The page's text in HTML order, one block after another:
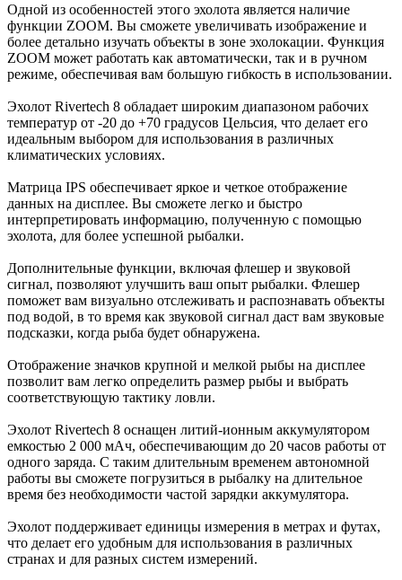
Одной из особенностей этого эхолота является наличие
функции ZOOM. Вы сможете увеличивать изображение и
более детально изучать объекты в зоне эхолокации. Функция
ZOOM может работать как автоматически, так и в ручном
режиме, обеспечивая вам большую гибкость в использовании.
Эхолот Rivertech 8 обладает широким диапазоном рабочих
температур от -20 до +70 градусов Цельсия, что делает его
идеальным выбором для использования в различных
климатических условиях.
Матрица IPS обеспечивает яркое и четкое отображение
данных на дисплее. Вы сможете легко и быстро
интерпретировать информацию, полученную с помощью
эхолота, для более успешной рыбалки.
Дополнительные функции, включая флешер и звуковой
сигнал, позволяют улучшить ваш опыт рыбалки. Флешер
поможет вам визуально отслеживать и распознавать объекты
под водой, в то время как звуковой сигнал даст вам звуковые
подсказки, когда рыба будет обнаружена.
Отображение значков крупной и мелкой рыбы на дисплее
позволит вам легко определить размер рыбы и выбрать
соответствующую тактику ловли.
Эхолот Rivertech 8 оснащен литий-ионным аккумулятором
емкостью 2 000 мАч, обеспечивающим до 20 часов работы от
одного заряда. С таким длительным временем автономной
работы вы сможете погрузиться в рыбалку на длительное
время без необходимости частой зарядки аккумулятора.
Эхолот поддерживает единицы измерения в метрах и футах,
что делает его удобным для использования в различных
странах и для разных систем измерений.